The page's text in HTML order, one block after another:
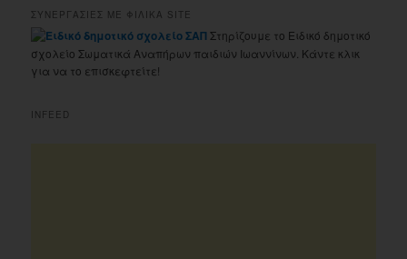
ΣΥΝΕΡΓΑΣΙΕΣ ΜΕ ΦΙΛΙΚΑ SITE
Στηρίζουμε το Ειδικό δημοτικό
σχολείο Σωματικά Αναπήρων παιδιών Ιωαννίνων. Κάντε κλικ
για να το επισκεφτείτε!
INFEED